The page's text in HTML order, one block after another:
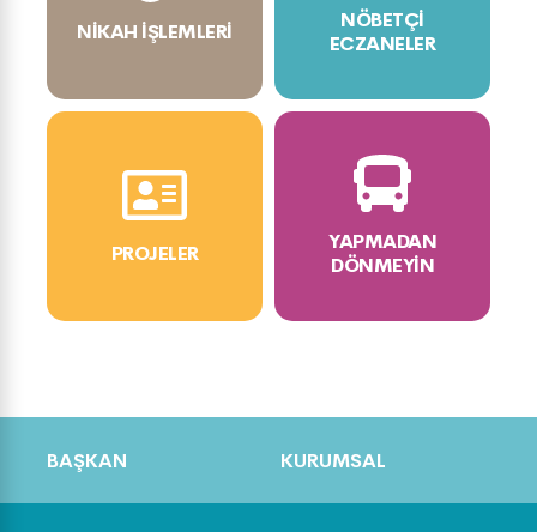
NIKAH İŞLEMLERI
NÖBETÇI
ECZANELER
PROJELER
YAPMADAN
DÖNMEYIN
BAŞKAN KURUMSAL